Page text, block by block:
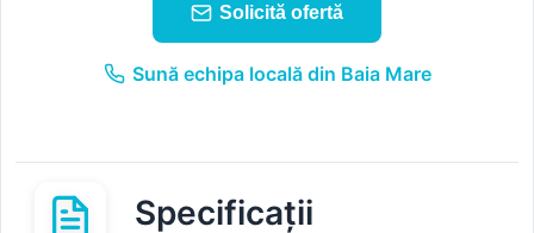
Solicită ofertă
Sună echipa locală din Baia Mare
Specificații